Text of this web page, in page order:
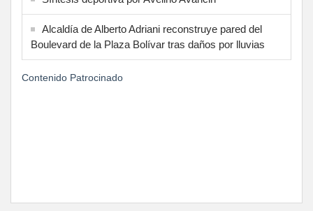
Alcaldía de Alberto Adriani reconstruye pared del
Boulevard de la Plaza Bolívar tras daños por lluvias
Contenido Patrocinado